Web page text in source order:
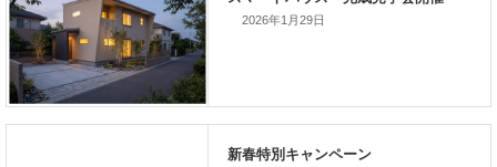
家づくりこぼれ話！
2026年1月29日